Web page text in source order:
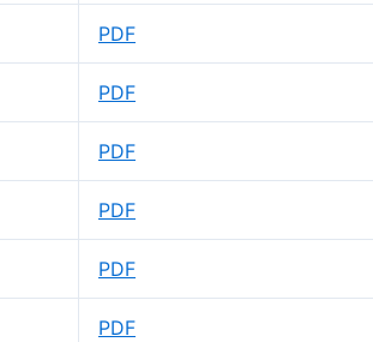
PDF
PDF
PDF
PDF
PDF
PDF